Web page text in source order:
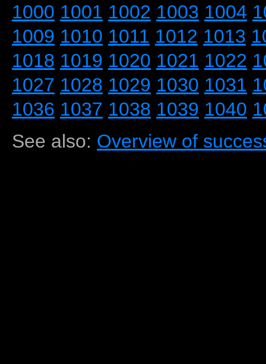
1000 1001 1002 1003 1004
1009 1010 1011 1012 1013
1018 1019 1020 1021 1022
1027 1028 1029 1030 1031
1036 1037 1038 1039 1040
See also: Overview of